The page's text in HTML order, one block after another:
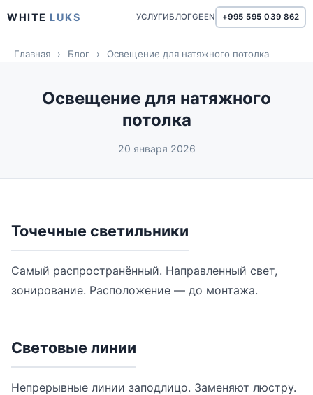
WHITE LUKS УСЛУГИБЛОГGEEN +995 595 039 862
Главная › Блог › Освещение для натяжного потолка
Освещение для натяжного
потолка
20 января 2026
Точечные светильники
Самый распространённый. Направленный свет,
зонирование. Расположение — до монтажа.
Световые линии
Непрерывные линии заподлицо. Заменяют люстру.